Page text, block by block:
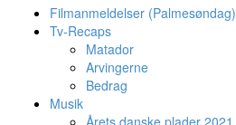
Filmanmeldelser (Palmesøndag)
Tv-Recaps
Matador
Arvingerne
Bedrag
Musik
Årets danske plader 2021